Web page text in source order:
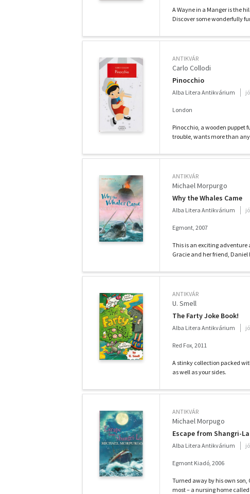
A Wayne in a Manger is the
Discover some wonderfully
ANTIKVÁR
Carlo Collodi
Pinocchio
Alba Litera Antikvárium
London
Pinocchio, a wooden puppet
trouble, wants more than
ANTIKVÁR
Michael Morpurgo
Why the Whales Came
Alba Litera Antikvárium
Egmont, 2007
This is an exciting
Gracie and her friend, Daniel
ANTIKVÁR
U. Smell
The Farty Joke Book!
Alba Litera Antikvárium
Red Fox, 2011
A stinky collection packed
as well as your sides.
ANTIKVÁR
Michael Morpugo
Escape from Shangri-La
Alba Litera Antikvárium
Egmont Kiadó, 2006
Turned away by his own son,
most – a nursing home